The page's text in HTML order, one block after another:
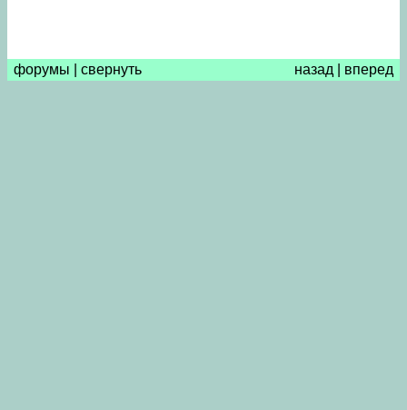
форумы свернуть назад вперед